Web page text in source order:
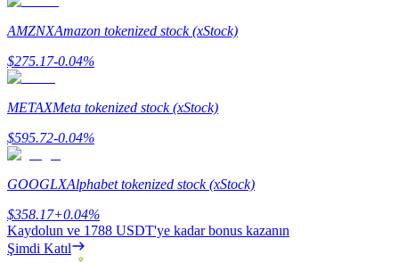
Staking
Yüksek getiri ve anında erişim
Launchpool
Popüler token'lar kazanmak için esnek staking
AMZNXAmazon tokenized stock (xStock)
$275.17-0.04%
METAXMeta tokenized stock (xStock)
$595.72-0.04%
GOOGLXAlphabet tokenized stock (xStock)
$358.17+0.04%
Kaydolun ve 1788 USDT'ye kadar bonus kazanın
Şimdi Katıl